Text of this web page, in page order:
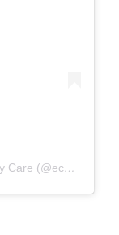
Une publication partagée par Biodiversity Care (@eco.volontaire)